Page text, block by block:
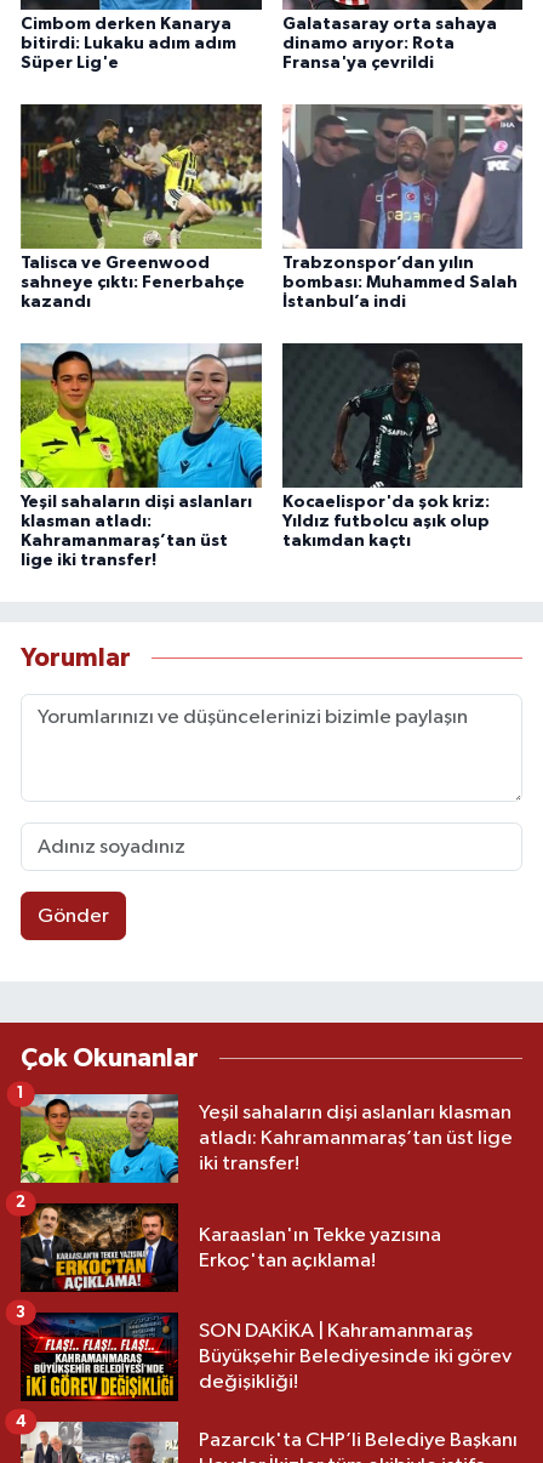
Cimbom derken Kanarya
bitirdi: Lukaku adım adım
Süper Lig'e
Galatasaray orta sahaya
dinamo arıyor: Rota
Fransa'ya çevrildi
Talisca ve Greenwood
sahneye çıktı: Fenerbahçe
kazandı
Trabzonspor’dan yılın
bombası: Muhammed Salah
İstanbul’a indi
Yeşil sahaların dişi aslanları
klasman atladı:
Kahramanmaraş’tan üst
lige iki transfer!
Kocaelispor'da şok kriz:
Yıldız futbolcu aşık olup
takımdan kaçtı
Yorumlar
Gönder
Çok Okunanlar
Yeşil sahaların dişi aslanları klasman
atladı: Kahramanmaraş’tan üst lige
iki transfer!
1
Karaaslan'ın Tekke yazısına
Erkoç'tan açıklama!
2
SON DAKİKA | Kahramanmaraş
Büyükşehir Belediyesinde iki görev
değişikliği!
3
Pazarcık'ta CHP’li Belediye Başkanı
4